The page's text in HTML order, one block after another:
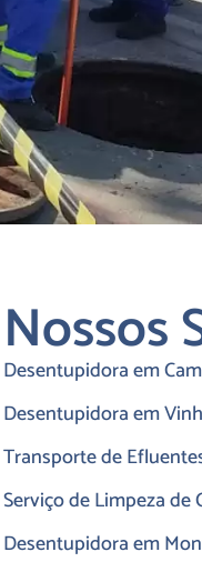
Nossos
Desentupidora em
Desentupidora em
Transporte de
Serviço de Limpeza de
Desentupidora em